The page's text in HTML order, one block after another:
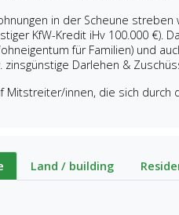
in der Scheune
KfW-Kredit iHv 100.000
für Familien) und
zinsgünstige Darlehen &
Mitstreiter/innen, die sich durch
Land / building